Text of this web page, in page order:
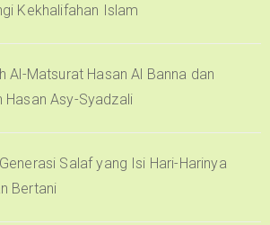
Kekhalifahan Islam
Al-Matsurat Hasan Al Banna dan
Hasan Asy-Syadzali
Salaf yang Isi Hari-Harinya
Bertani